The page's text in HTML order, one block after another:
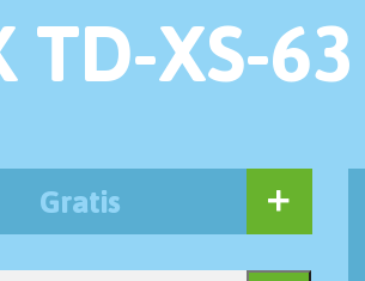
TD-XS-63
Gratis